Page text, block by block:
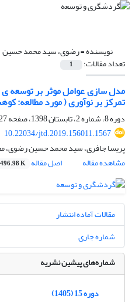
نویسنده =رضوی، سید محمد حسین
تعداد مقالات: 1
مدل سازی عوامل موثر بر توسعه
تمرکز بر نوآوری ( مورد مطالعه:
دوره 8، شماره 2، تابستان 1398، صفحه
10.22034/jtd.2019.156011.1567
پریسا جافری، سید محمد حسین رضوی،
مشاهده مقاله
اصل مقاله 496.98 K
مقالات آماده انتشار
شماره جاری
شماره‌های پیشین نشریه
دوره 15 (1405)